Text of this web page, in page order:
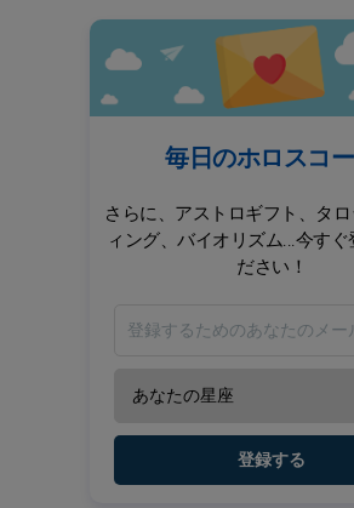
毎日のホロスコ
さらに、アストロギフト、タ
ィング、バイオリズム...今すぐ
ださい！
登録する